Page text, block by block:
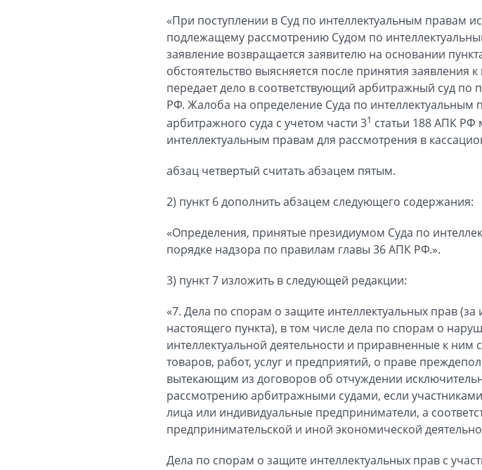
«При поступлении в Суд по интеллектуальным правам
подлежащему рассмотрению Судом по
заявление возвращается заявителю на основании
обстоятельство выясняется после принятия
передает дело в соответствующий арбитражный суд по
РФ. Жалоба на определение Суда по интеллектуальным
арбитражного суда с учетом части 31 статьи 188 АПК РФ
интеллектуальным правам для рассмотрения в
абзац четвертый считать абзацем пятым.
2) пункт 6 дополнить абзацем следующего содержания:
«Определения, принятые президиумом Суда по
порядке надзора по правилам главы 36 АПК РФ.».
3) пункт 7 изложить в следующей редакции:
«7. Дела по спорам о защите интеллектуальных прав
настоящего пункта), в том числе дела по спорам о
интеллектуальной деятельности и приравненные к
товаров, работ, услуг и предприятий, о праве
вытекающим из договоров об отчуждении
рассмотрению арбитражными судами, если
лица или индивидуальные предприниматели, а
предпринимательской и иной экономической
Дела по спорам о защите интеллектуальных прав с